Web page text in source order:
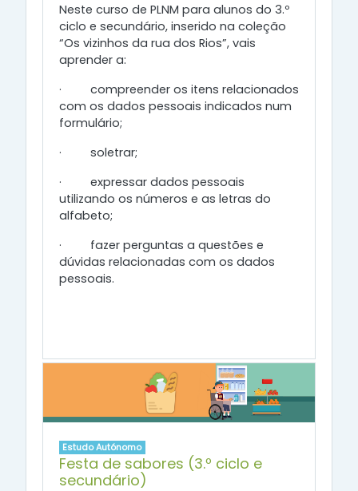
Neste curso de PLNM para alunos do 3.º
ciclo e secundário, inserido na coleção
“Os vizinhos da rua dos Rios”, vais
aprender a:
· compreender os itens relacionados
com os dados pessoais indicados num
formulário;
· soletrar;
· expressar dados pessoais
utilizando os números e as letras do
alfabeto;
· fazer perguntas a questões e
dúvidas relacionadas com os dados
pessoais.
Estudo Autónomo
Festa de sabores (3.º ciclo e
secundário)